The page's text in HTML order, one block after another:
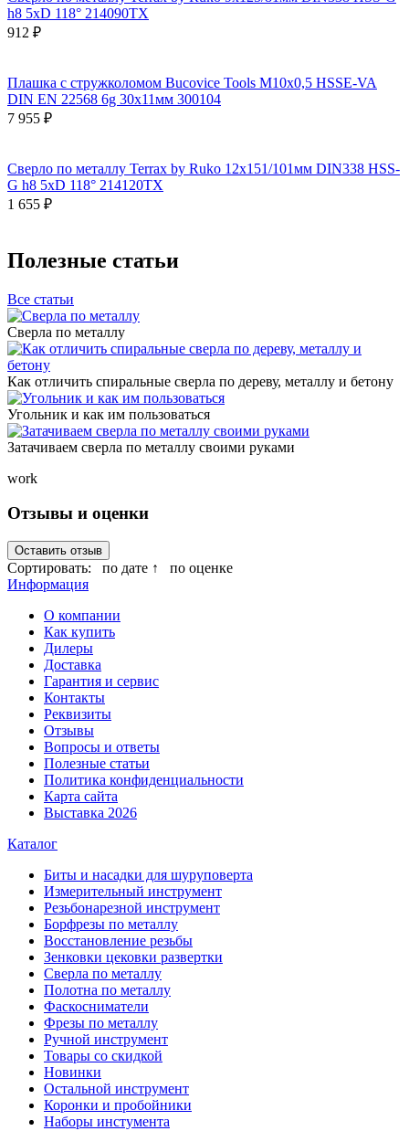
h8 5xD 118° 214090TX
912 ₽
Плашка с стружколомом Bucovice Tools М10х0,5 HSSE-VA
DIN EN 22568 6g 30х11мм 300104
7 955 ₽
Сверло по металлу Terrax by Ruko 12x151/101мм DIN338 HSS-
G h8 5xD 118° 214120TX
1 655 ₽
Полезные статьи
Все статьи
Сверла по металлу
Как отличить спиральные сверла по дереву, металлу и бетону
Угольник и как им пользоваться
Затачиваем сверла по металлу своими руками
work
Отзывы и оценки
Оставить отзыв
Сортировать: по дате ↑
по оценке
Информация
О компании
Как купить
Дилеры
Доставка
Гарантия и сервис
Контакты
Реквизиты
Отзывы
Вопросы и ответы
Полезные статьи
Политика конфиденциальности
Карта сайта
Выставка 2026
Каталог
Биты и насадки для шуруповерта
Измерительный инструмент
Резьбонарезной инструмент
Борфрезы по металлу
Восстановление резьбы
Зенковки цековки развертки
Сверла по металлу
Полотна по металлу
Фаскосниматели
Фрезы по металлу
Ручной инструмент
Товары со скидкой
Новинки
Остальной инструмент
Коронки и пробойники
Наборы инстумента